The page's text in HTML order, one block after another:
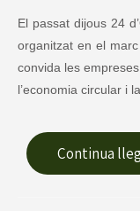
El passat dijous 24
organitzat en el
convida les
l’economia circular i
Continua